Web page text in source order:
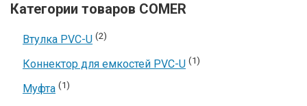
Категории товаров COMER
Втулка PVC-U (2)
Коннектор для емкостей PVC-U (1)
Муфта (1)